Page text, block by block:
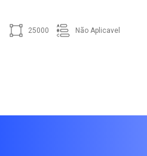
25000 Não Aplicavel